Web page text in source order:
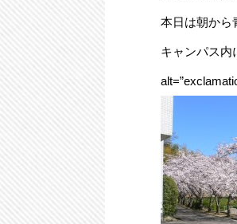
本日は朝から
キャンパス内